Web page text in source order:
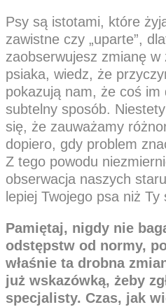
Psy są istotami, które
zawistne czy „uparte”,
zaobserwujesz zmianę
psiaka, wiedz, że
pokazują nam, że coś im
subtelny sposób.
się, że zauważamy
dopiero, gdy problem
Z tego powodu
obserwacja naszych
lepiej Twojego psa niż Ty
Pamiętaj, nigdy nie
odstępstw od normy,
właśnie ta drobna
już wskazówką, żeby
specjalisty. Czas, jak